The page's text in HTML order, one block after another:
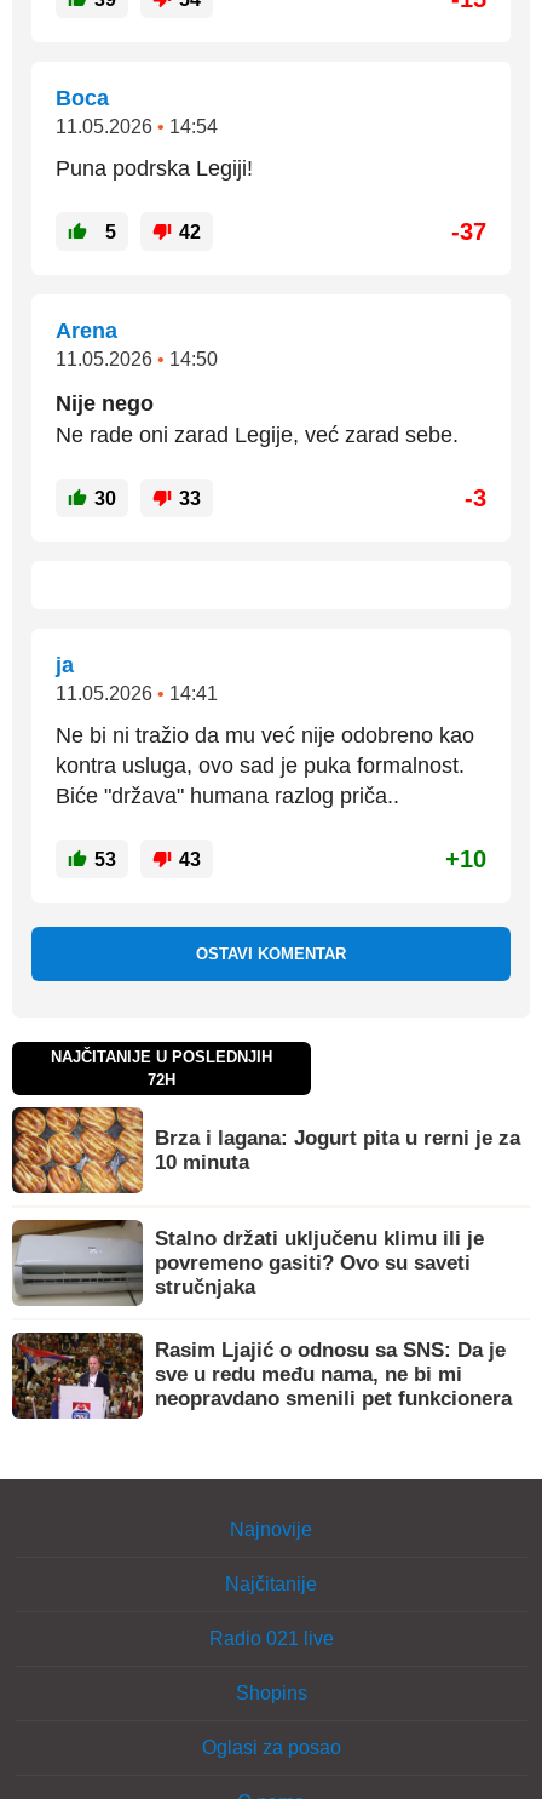
Boca
11.05.2026 • 14:54
Puna podrska Legiji!
5 42 -37
Arena
11.05.2026 • 14:50
Nije nego
Ne rade oni zarad Legije, već zarad sebe.
30 33 -3
ja
11.05.2026 • 14:41
Ne bi ni tražio da mu već nije odobreno kao
kontra usluga, ovo sad je puka formalnost.
Biće "država" humana razlog priča..
53 43 +10
OSTAVI KOMENTAR
NAJČITANIJE U POSLEDNJIH
72H
Brza i lagana: Jogurt pita u rerni je za
10 minuta
Stalno držati uključenu klimu ili je
povremeno gasiti? Ovo su saveti
stručnjaka
Rasim Ljajić o odnosu sa SNS: Da je
sve u redu među nama, ne bi mi
neopravdano smenili pet funkcionera
Najnovije
Najčitanije
Radio 021 live
Shopins
Oglasi za posao